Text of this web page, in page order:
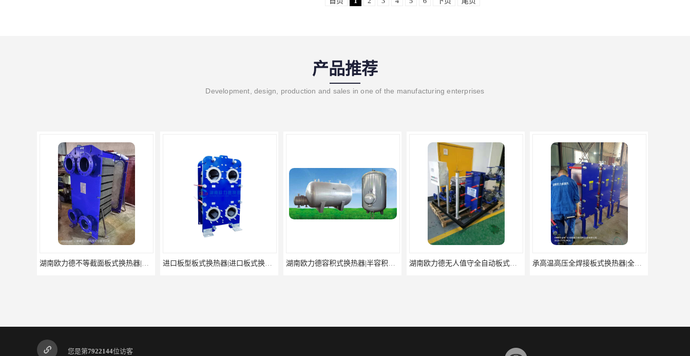
产品推荐
Development, design, production and sales in one of the manufacturing enterprises
进口板型板式换热器|进口板式换热器|进口板式换热器配件|板式换热器|换热设备 湖南欧力德容积式换热器|半容积式换热器|浮动盘管换热器 湖南欧力德无人值守全自动板式换热器机组|板式换热机组 承高温高压全焊接板式换热器|全焊型板式换热器|全焊式板换热器|焊接板式换热器 铜镍钎焊板式换热器|钎焊板式热交换器
您是第7922144位访客